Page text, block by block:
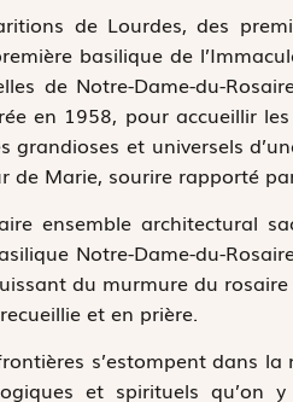
de Lourdes, des
basilique de
de Notre-Dame-du-
en 1958, pour accueillir
grandioses et universels
de Marie, sourire rapporté
ensemble architectural
Notre-Dame-du-
du murmure du
et en prière.
s’estompent dans
et spirituels qu’on